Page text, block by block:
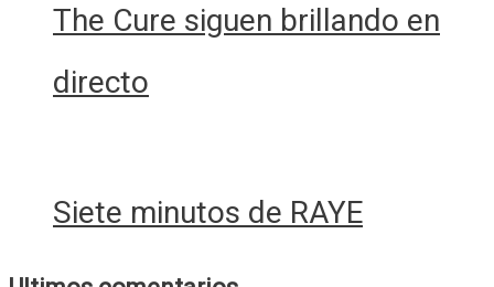
The Cure siguen brillando en
directo
Siete minutos de RAYE